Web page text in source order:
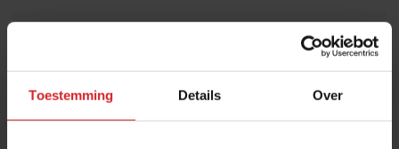
Toestemming Details Over
Ja, ik wil graag drie keer per week de nieuwsbrief
ontvangen met de laatste trends, culinaire inspiratie en
interviews van Food Inspiration per e-mail.Klik hier